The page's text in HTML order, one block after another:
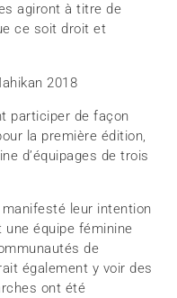
agiront à titre de
ce soit droit et
participer de façon
la première édition,
d’équipages de trois
leur intention
une équipe féminine
de
également y voir des
ont été